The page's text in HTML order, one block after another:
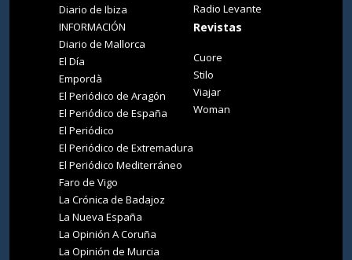
Diario de Ibiza
INFORMACIÓN
Diario de Mallorca
El Día
Empordà
El Periódico de Aragón
El Periódico de España
El Periódico
El Periódico de Extremadura
El Periódico Mediterráneo
Faro de Vigo
La Crónica de Badajoz
La Nueva España
La Opinión A Coruña
La Opinión de Murcia
Radio Levante
Revistas
Cuore
Stilo
Viajar
Woman